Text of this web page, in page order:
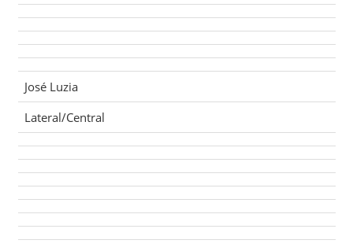
José Luzia
Lateral/Central